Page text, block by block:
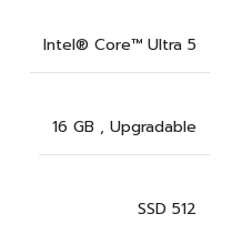
Intel® Core™ Ultra 5
16 GB , Upgradable
SSD 512